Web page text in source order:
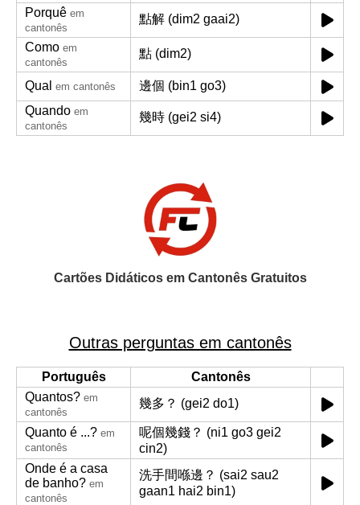
Porquê em
cantonês
點解 (dim2 gaai2)
Como em
cantonês
點 (dim2)
Qual em cantonês
邊個 (bin1 go3)
Quando em
cantonês
幾時 (gei2 si4)
Cartões Didáticos em Cantonês Gratuitos
Outras perguntas em cantonês
Português
Cantonês
Quantos? em
cantonês
幾多？ (gei2 do1)
Quanto é ...? em
cantonês
呢個幾錢？ (ni1 go3 gei2
cin2)
Onde é a casa
de banho? em
cantonês
洗手間喺邊？ (sai2 sau2
gaan1 hai2 bin1)